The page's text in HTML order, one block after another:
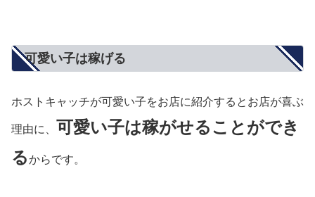
可愛い子は稼げる
ホストキャッチが可愛い子をお店に紹介するとお店が喜ぶ
理由に、 可愛い子は稼がせることができ
るからです。